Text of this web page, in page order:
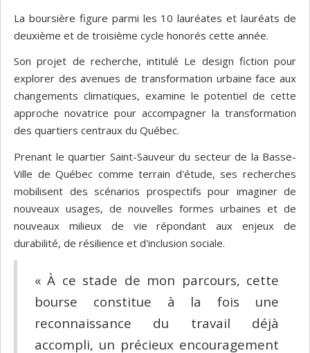
La boursière figure parmi les 10 lauréates et lauréats de
deuxième et de troisième cycle honorés cette année.
Son projet de recherche, intitulé Le design fiction pour
explorer des avenues de transformation urbaine face aux
changements climatiques, examine le potentiel de cette
approche novatrice pour accompagner la transformation
des quartiers centraux du Québec.
Prenant le quartier Saint-Sauveur du secteur de la Basse-
Ville de Québec comme terrain d'étude, ses recherches
mobilisent des scénarios prospectifs pour imaginer de
nouveaux usages, de nouvelles formes urbaines et de
nouveaux milieux de vie répondant aux enjeux de
durabilité, de résilience et d'inclusion sociale.
« À ce stade de mon parcours, cette
bourse constitue à la fois une
reconnaissance du travail déjà
accompli, un précieux encouragement